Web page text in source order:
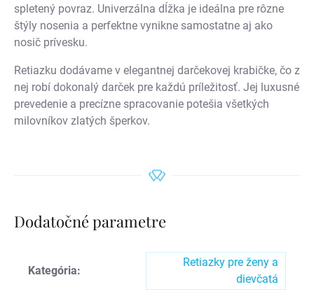
spletený povraz. Univerzálna dĺžka je ideálna pre rôzne
štýly nosenia a perfektne vynikne samostatne aj ako
nosič prívesku.
Retiazku dodávame v elegantnej darčekovej krabičke, čo z
nej robí dokonalý darček pre každú príležitosť. Jej luxusné
prevedenie a precízne spracovanie potešia všetkých
milovníkov zlatých šperkov.
Dodatočné parametre
Kategória:
Retiazky pre ženy a
dievčatá